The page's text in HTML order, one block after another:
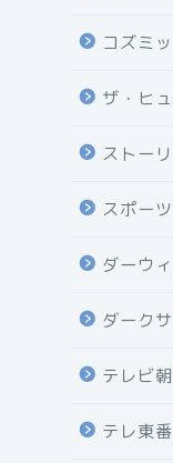
コズミ
ザ・ヒ
ストー
スポーツ
ダーウ
ダーク
テレビ
テレ東